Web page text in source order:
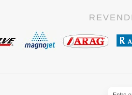
SP 2500 Premium
Stara
Gladiador
Imperador